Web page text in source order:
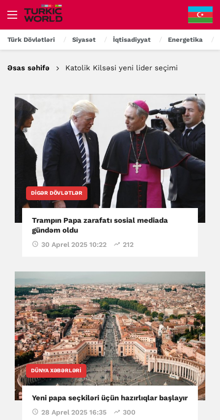
Türk Dövlətləri Siyasət İqtisadiyyat Energetika
Əsas səhifə Katolik Kilsəsi yeni lider seçimi
DIGƏR DÖVLƏTLƏR
Trampın Papa zarafatı sosial mediada
gündəm oldu
30 Aprel 2025 10:22 212
DÜNYA XƏBƏRLƏRI
Yeni papa seçkiləri üçün hazırlıqlar başlayır
28 Aprel 2025 16:35 300